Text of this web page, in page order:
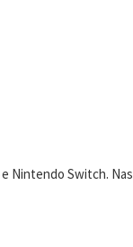
Nintendo Switch. Nas